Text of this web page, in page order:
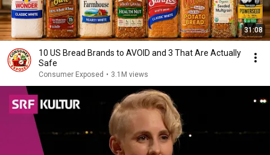
31:08
10 US Bread Brands to AVOID and 3 That Are Actually
Safe
Consumer Exposed • 3.1M views